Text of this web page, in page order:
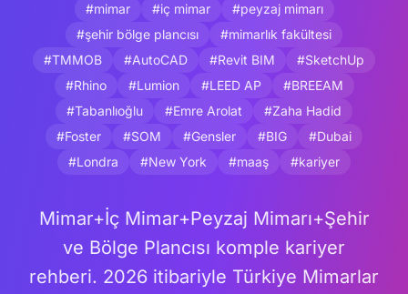
#mimar #iç mimar
#peyzaj mimarı
#şehir bölge plancısı
#mimarlık fakültesi
#TMMOB
#AutoCAD #Revit BIM
#SketchUp
#Rhino
#Lumion #LEED AP
#BREEAM
#Tabanlıoğlu
#Emre Arolat
#Zaha Hadid
#Foster
#SOM #Gensler #BIG
#Dubai
#Londra
#New York #maaş #kariyer
Mimar+İç Mimar+Peyzaj Mimarı+Şehir
ve Bölge Plancısı komple kariyer
rehberi. 2026 itibariyle Türkiye Mimarlar